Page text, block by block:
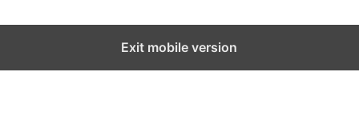
Exit mobile version